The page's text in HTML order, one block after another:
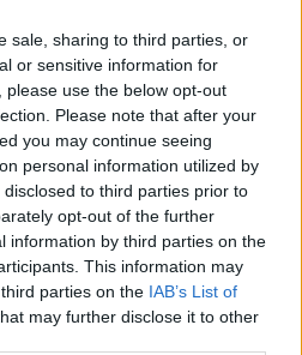
sale, sharing to third parties, or
or sensitive information for
use the below opt-out
Please note that after your
you may continue seeing
personal information utilized by
to third parties prior to
opt-out of the further
information by third parties on the
This information may
parties on the IAB’s List of
may further disclose it to other
103 104 105 106 107 108